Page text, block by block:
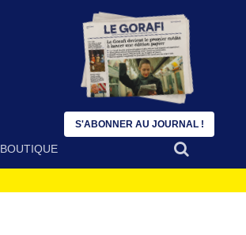
BOUTIQUE
S'ABONNER AU JOURNAL !